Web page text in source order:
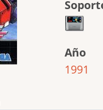
Año
1991